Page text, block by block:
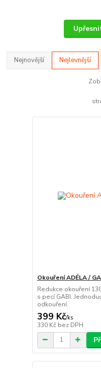
Nejnovější Nejlevnější
Okouření ADÉLA /
Redukce okouření
s pecí GABI.
odkouření.
399 Kč/ks
330 Kč bez DPH